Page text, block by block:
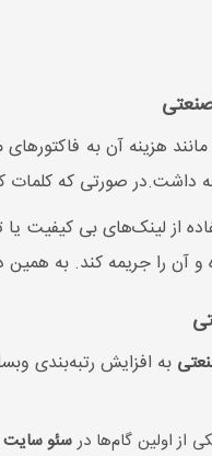
مانند هزینه آن به
داشت.در صورتی که
از لینک‌های بی کیفیت
آن را جریمه کند. به همین
به افزایش رتبه‌بندی
از اولین گام‌ها درسئو